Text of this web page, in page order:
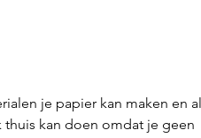
je papier kan maken en
thuis kan doen omdat je geen